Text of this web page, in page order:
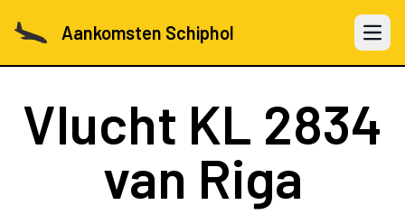
Aankomsten Schiphol Open
Vlucht KL 2834
van Riga